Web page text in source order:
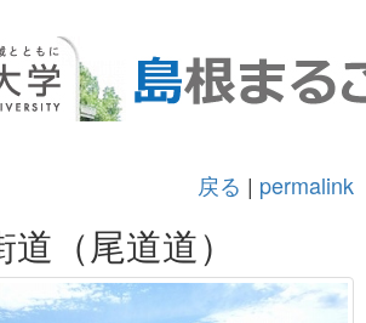
戻る | permalink
（尾道道）